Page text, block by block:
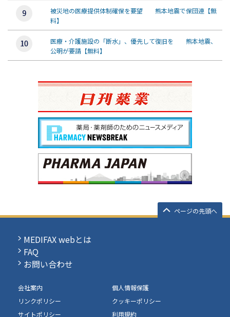
被災地の医療提供体制確保を要望 熊本地震で保団連【無
料】
医療・介護施設の「断水」、優先して復旧を 熊本地震、
公明が要請【無料】
ページの先頭へ
MEDIFAX webとは
FAQ
お問い合わせ
会社案内
個人情報保護
リンクポリシー
クッキーポリシー
サイトポリシー
利用規約